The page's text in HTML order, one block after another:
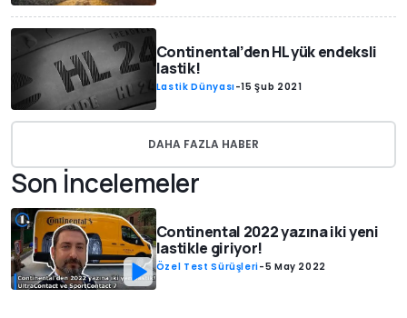
Continental’den HL yük endeksli
lastik!
Lastik Dünyası-15 Şub 2021
DAHA FAZLA HABER
Son İncelemeler
Continental 2022 yazına iki yeni
lastikle giriyor!
Özel Test Sürüşleri-5 May 2022